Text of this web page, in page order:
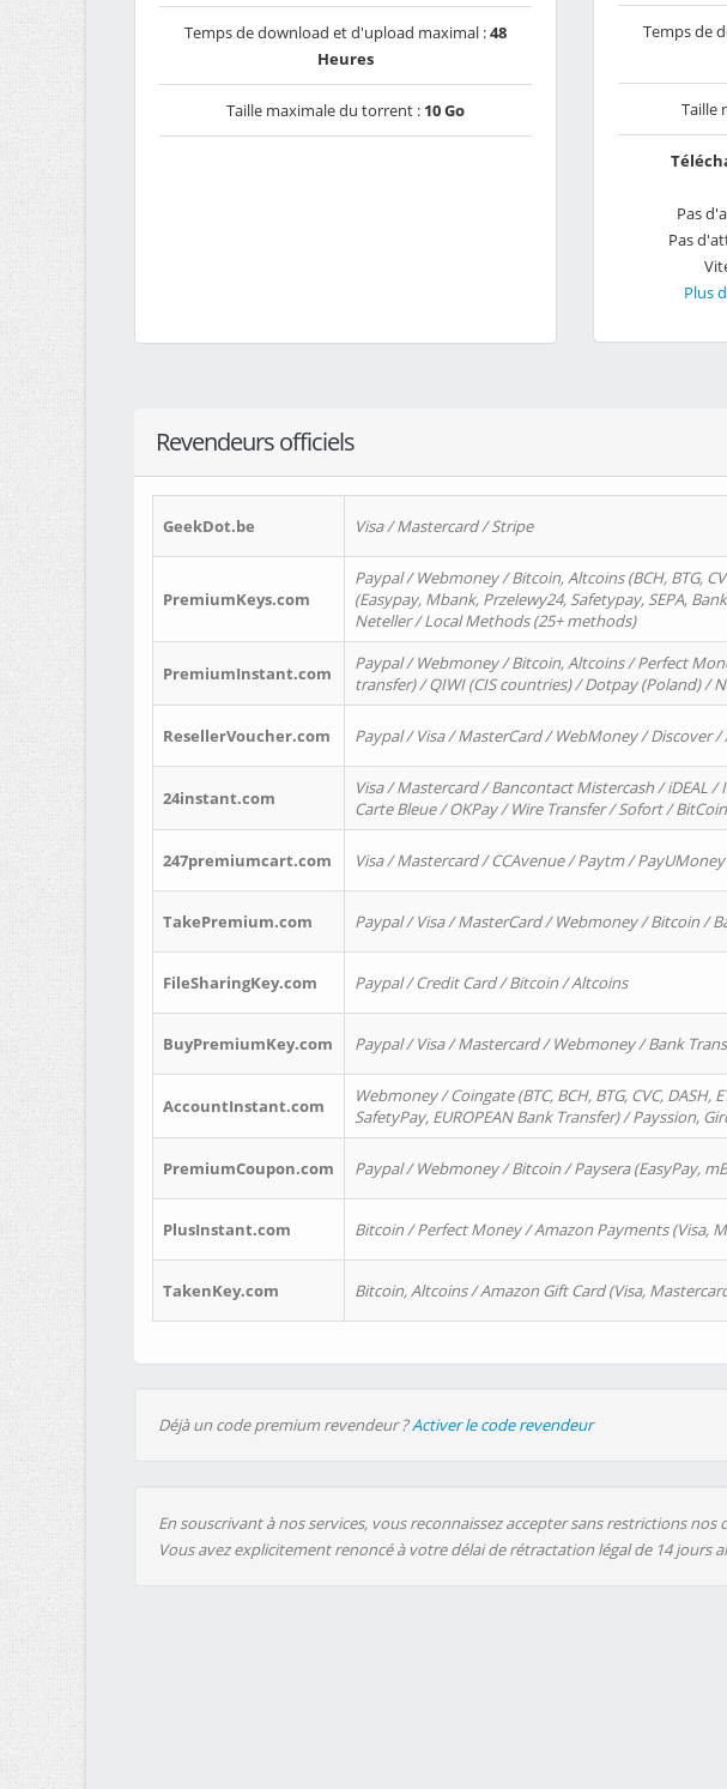
Temps de download et d'upload maximal :48
Heures
Taille maximale du torrent : 10 Go
Temps de
Taille
Pas
Pas
Plus
Revendeurs officiels
GeekDot.be Visa / Mastercard / Stripe
PremiumKeys.com
Paypal / Webmoney / Bitcoin, Altcoins (BCH, BTG,
(Easypay, Mbank, Przelewy24, Safetypay, SEPA,
Neteller / Local Methods (25+ methods)
PremiumInstant.com
Paypal / Webmoney / Bitcoin, Altcoins / Perfect
transfer) / QIWI (CIS countries) / Dotpay (Poland) /
ResellerVoucher.com Paypal / Visa / MasterCard / WebMoney / Discover
24instant.com
Visa / Mastercard / Bancontact Mistercash / iDEAL
Carte Bleue / OKPay / Wire Transfer / Sofort /
247premiumcart.com Visa / Mastercard / CCAvenue / Paytm /
TakePremium.com Paypal / Visa / MasterCard / Webmoney / Bitcoin /
FileSharingKey.com Paypal / Credit Card / Bitcoin / Altcoins
BuyPremiumKey.com Paypal / Visa / Mastercard / Webmoney / Bank
AccountInstant.com
Webmoney / Coingate (BTC, BCH, BTG, CVC, DASH,
SafetyPay, EUROPEAN Bank Transfer) / Payssion,
PremiumCoupon.com Paypal / Webmoney / Bitcoin / Paysera (EasyPay,
PlusInstant.com Bitcoin / Perfect Money / Amazon Payments (Visa,
TakenKey.com Bitcoin, Altcoins / Amazon Gift Card (Visa,
Déjà un code premium revendeur ?Activer le code revendeur
En souscrivant à nos services, vous reconnaissez accepter sans restrictions
Vous avez explicitement renoncé à votre délai de rétractation légal de 14